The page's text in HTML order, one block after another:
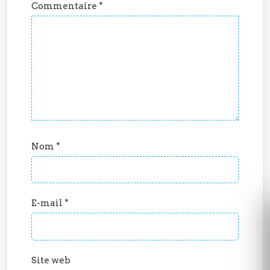
Commentaire *
Nom *
E-mail *
Site web